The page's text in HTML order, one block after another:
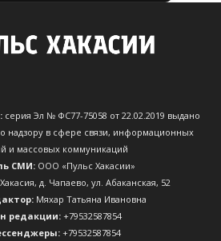
серия Эл № ФС77-75058 от 22.02.2019 выдано
надзору в сфере связи, информационных
и массовых коммуникаций
СМИ: ООО «Пульс Хакасии»
д. Чапаево, ул. Абаканская, 52
Мяхар Татьяна Ивановна
редакции:+79532587854
+79532587854